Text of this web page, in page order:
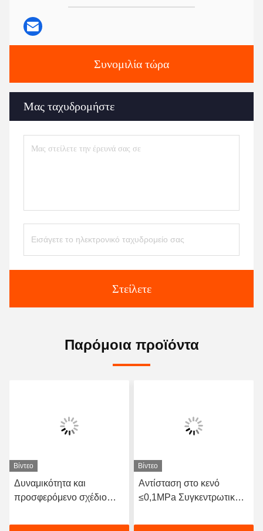
Συνομιλία τώρα
Μας ταχυδρομήστε
Στείλετε
Παρόμοια προϊόντα
Βίντεο
Δυναμικότητα και
προσφερόμενο σχέδιο
αρθρώματος με οριζόντιο /
Βίντεο
Αντίσταση στο κενό
≤0,1MPa Συγκεντρωτικός
αντίσταση στα λύματα